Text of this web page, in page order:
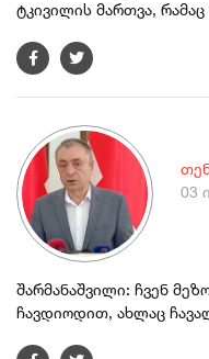
ტკივილის მართვა,
შარმანაშვილი: ჩვენ
ჩავდიოდით, ახლაც
03